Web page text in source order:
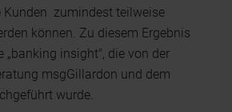
Kunden zumindest teilweise
können. Zu diesem Ergebnis
„banking insight", die von der
msgGillardon und dem
wurde.